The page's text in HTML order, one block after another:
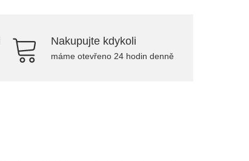
Nakupujte kdykoli
máme otevřeno 24 hodin denně